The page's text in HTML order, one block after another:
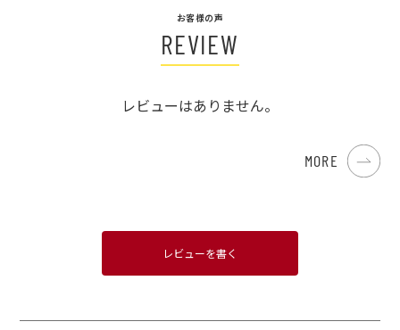
お客様の声
REVIEW
レビューはありません。
MORE
レビューを書く